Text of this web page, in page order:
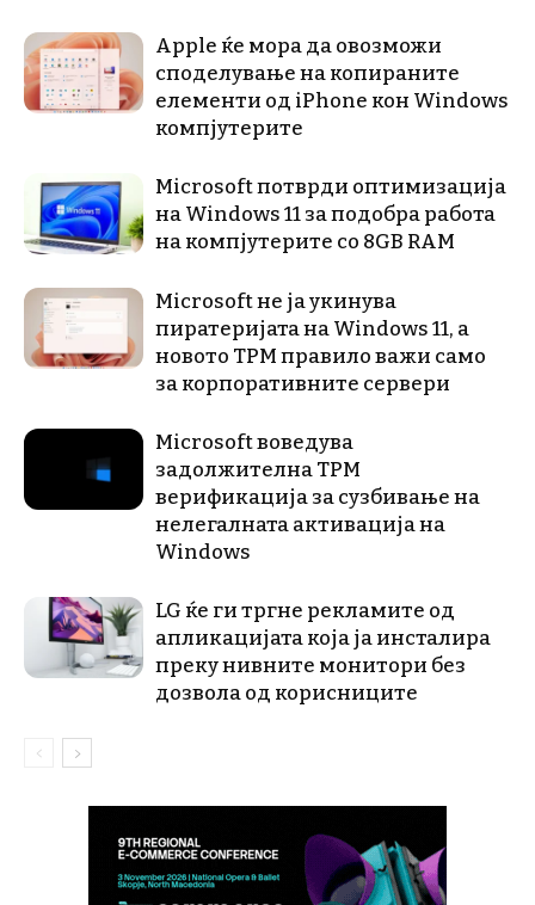
Apple ќе мора да овозможи
споделување на копираните
елементи од iPhone кон Windows
компјутерите
Microsoft потврди оптимизација
на Windows 11 за подобра работа
на компјутерите со 8GB RAM
Microsoft не ја укинува
пиратеријата на Windows 11, а
новото TPM правило важи само
за корпоративните сервери
Microsoft воведува
задолжителна TPM
верификација за сузбивање на
нелегалната активација на
Windows
LG ќе ги тргне рекламите од
апликацијата која ја инсталира
преку нивните монитори без
дозвола од корисниците